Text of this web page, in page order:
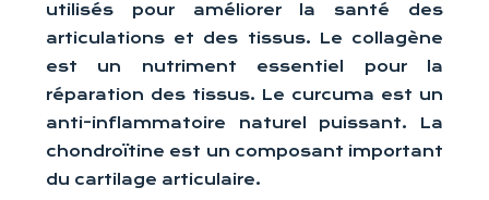
utilisés pour améliorer la santé des
articulations et des tissus. Le collagène
est un nutriment essentiel pour la
réparation des tissus. Le curcuma est un
anti-inflammatoire naturel puissant. La
chondroïtine est un composant important
du cartilage articulaire.